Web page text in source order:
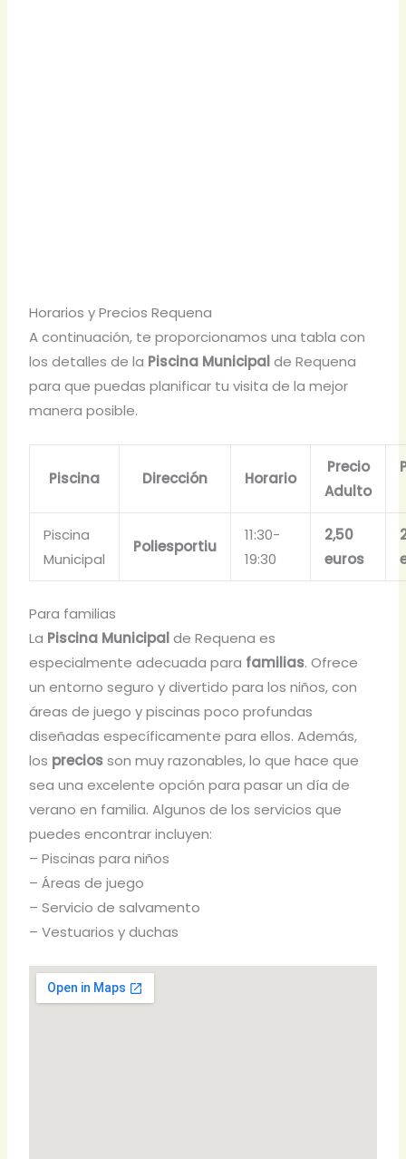
Horarios y Precios Requena
A continuación, te proporcionamos una tabla con
los detalles de la Piscina Municipalde Requena
para que puedas planificar tu visita de la mejor
manera posible.
Piscina Dirección Horario
Precio
Adulto
Piscina
Municipal
Poliesportiu
11:30-
19:30
2,50
euros
Para familias
La Piscina Municipalde Requena es
especialmente adecuada para familias. Ofrece
un entorno seguro y divertido para los niños, con
áreas de juego y piscinas poco profundas
diseñadas específicamente para ellos. Además,
los preciosson muy razonables, lo que hace que
sea una excelente opción para pasar un día de
verano en familia. Algunos de los servicios que
puedes encontrar incluyen:
– Piscinas para niños
– Áreas de juego
– Servicio de salvamento
– Vestuarios y duchas